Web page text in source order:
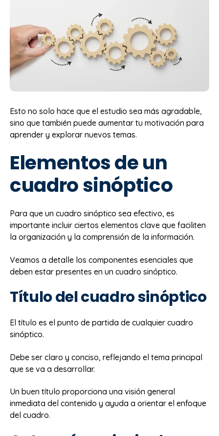
Esto no solo hace que el estudio sea más agradable,
sino que también puede aumentar tu motivación para
aprender y explorar nuevos temas.
Elementos de un
cuadro sinóptico
Para que un cuadro sinóptico sea efectivo, es
importante incluir ciertos elementos clave que faciliten
la organización y la comprensión de la información.
Veamos a detalle los componentes esenciales que
deben estar presentes en un cuadro sinóptico.
Título del cuadro sinóptico
El título es el punto de partida de cualquier cuadro
sinóptico.
Debe ser claro y conciso, reflejando el tema principal
que se va a desarrollar.
Un buen título proporciona una visión general
inmediata del contenido y ayuda a orientar el enfoque
del cuadro.